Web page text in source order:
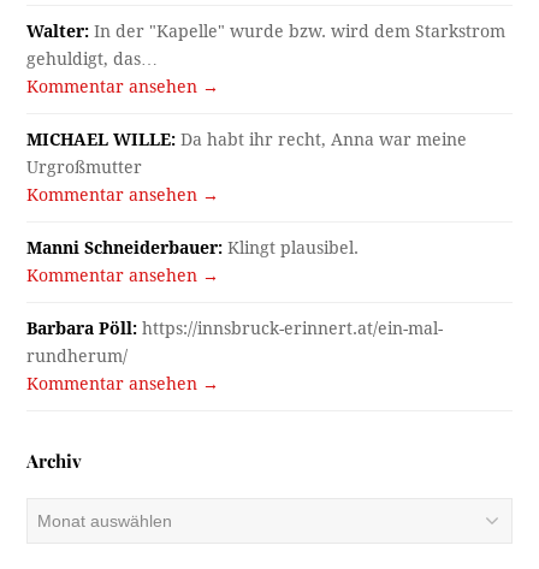
Walter: In der "Kapelle" wurde bzw. wird dem Starkstrom
gehuldigt, das…
Kommentar ansehen →
MICHAEL WILLE: Da habt ihr recht, Anna war meine
Urgroßmutter
Kommentar ansehen →
Manni Schneiderbauer: Klingt plausibel.
Kommentar ansehen →
Barbara Pöll: https://innsbruck-erinnert.at/ein-mal-
rundherum/
Kommentar ansehen →
Archiv